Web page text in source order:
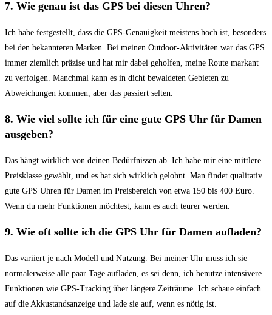
7. Wie genau⁤ ist das GPS ⁣bei diesen Uhren?
Ich ⁣habe‌ festgestellt, dass die GPS-Genauigkeit ​meistens hoch ⁢ist, ‍besonders
bei‍ den​ bekannteren⁢ Marken. Bei meinen Outdoor-Aktivitäten war ​das GPS
immer ziemlich präzise ‍und hat mir dabei geholfen, meine Route​ markant
⁤zu ‍verfolgen. Manchmal kann es‍ in dicht bewaldeten Gebieten zu⁤
Abweichungen kommen, aber das passiert selten.
8. Wie viel sollte ich für eine ⁣gute GPS‍ Uhr ⁢für Damen
ausgeben?
Das⁢ hängt wirklich von⁢ deinen Bedürfnissen ab. ‍Ich habe mir eine mittlere
Preisklasse⁤ gewählt,⁣ und es hat sich wirklich ‍gelohnt. Man⁣ findet qualitativ
gute ‍GPS Uhren für Damen ‍im Preisbereich von⁤ etwa 150 bis 400 Euro.
Wenn du mehr Funktionen möchtest,‍ kann es auch ⁢teurer werden.
9. Wie oft⁤ sollte ich die ⁣GPS Uhr für Damen aufladen?
Das‌ variiert je nach Modell und ⁤Nutzung.‍ Bei meiner⁢ Uhr muss ich sie
normalerweise alle ​paar Tage aufladen, es sei denn, ich benutze intensivere
Funktionen ⁣wie‌ GPS-Tracking ‍über längere Zeiträume.⁤ Ich schaue einfach
auf die Akkustandsanzeige und lade sie auf, ⁣wenn es nötig ist.